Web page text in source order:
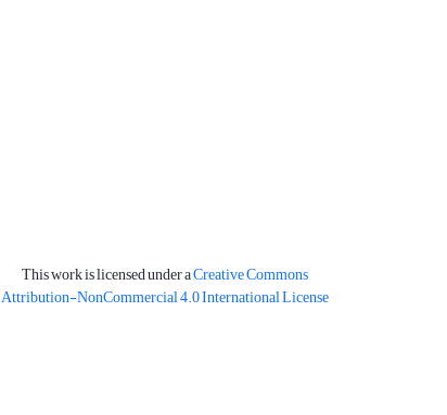
This work is licensed under aCreative Commons
Attribution-NonCommercial 4.0 International License